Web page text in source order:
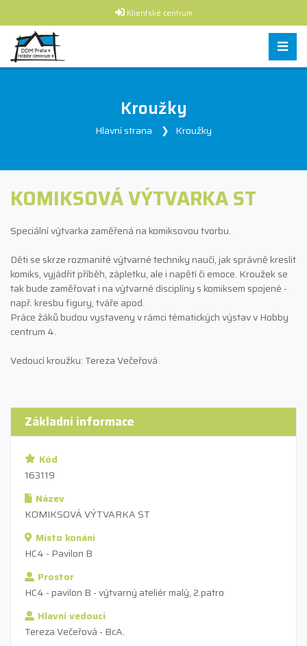
Klientské centrum
Kroužky
Hlavní strana Kroužky
KOMIKSOVÁ VÝTVARKA ST
Speciální výtvarka zaměřená na komiksovou tvorbu.
Děti se skrze rozmanité výtvarné techniky naučí, jak správně kreslit
komiks, vyjádřit příběh, zápletku, ale i napětí či emoce. Kroužek se
tak bude zaměřovat i na výtvarné disciplíny s komiksem spojené -
např. kresbu figury, tváře apod.
Práce žáků budou vystaveny v rámci tématických výstav v Hobby
centrum 4.
Vedoucí kroužku: Tereza Večeřová
Základní informace
Kód
163119
Název
KOMIKSOVÁ VÝTVARKA ST
Místo konání
HC4 - Pavilon B
Prostor
HC4 - pavilon B - výtvarný ateliér malý, 2.patro
Hlavní vedoucí
Tereza Večeřová - BcA.